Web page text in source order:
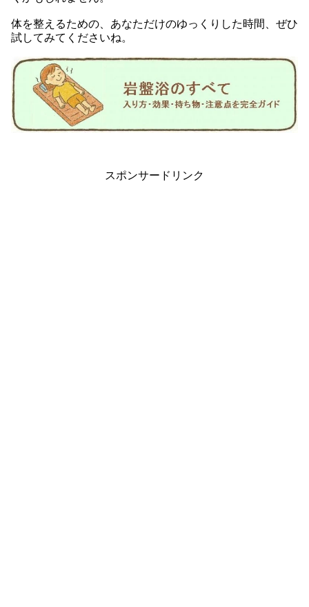
体を整えるための、あなただけのゆっくりした時間、ぜひ
試してみてくださいね。
スポンサードリンク